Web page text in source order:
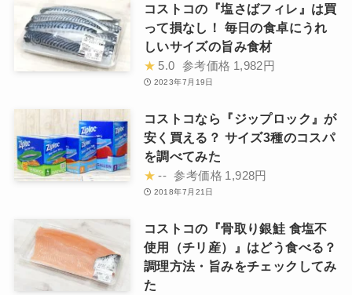
コストコの『塩さばフィレ』は買
って損なし！ 毎日の食卓にうれ
しいサイズの旨み食材
★ 5.0 参考価格 1,982円
2023年7月19日
コストコなら『ジップロック』が
安く買える？ サイズ3種のコスパ
を調べてみた
★ -- 参考価格 1,928円
2018年7月21日
コストコの『骨取り銀鮭 食塩不
使用（チリ産）』はどう食べる？
調理方法・旨みをチェックしてみ
た